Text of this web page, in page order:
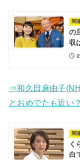
関
の
収
⇒和久田麻由子
とおめでたも近い
関
く
白